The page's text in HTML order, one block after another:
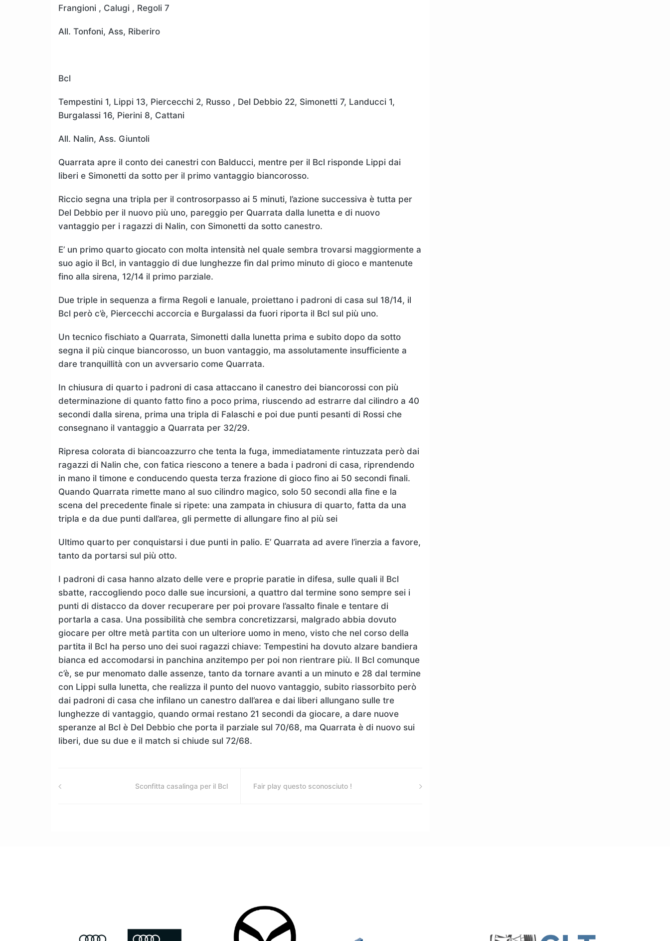
Frangioni , Calugi , Regoli 7
All. Tonfoni, Ass, Riberiro
Bcl
Tempestini 1, Lippi 13, Piercecchi 2, Russo , Del Debbio 22, Simonetti 7, Landucci 1,
Burgalassi 16, Pierini 8, Cattani
All. Nalin, Ass. Giuntoli
Quarrata apre il conto dei canestri con Balducci, mentre per il Bcl risponde Lippi dai
liberi e Simonetti da sotto per il primo vantaggio biancorosso.
Riccio segna una tripla per il controsorpasso ai 5 minuti, l’azione successiva è tutta per
Del Debbio per il nuovo più uno, pareggio per Quarrata dalla lunetta e di nuovo
vantaggio per i ragazzi di Nalin, con Simonetti da sotto canestro.
E’ un primo quarto giocato con molta intensità nel quale sembra trovarsi maggiormente a
suo agio il Bcl, in vantaggio di due lunghezze fin dal primo minuto di gioco e mantenute
fino alla sirena, 12/14 il primo parziale.
Due triple in sequenza a firma Regoli e Ianuale, proiettano i padroni di casa sul 18/14, il
Bcl però c’è, Piercecchi accorcia e Burgalassi da fuori riporta il Bcl sul più uno.
Un tecnico fischiato a Quarrata, Simonetti dalla lunetta prima e subito dopo da sotto
segna il più cinque biancorosso, un buon vantaggio, ma assolutamente insufficiente a
dare tranquillità con un avversario come Quarrata.
In chiusura di quarto i padroni di casa attaccano il canestro dei biancorossi con più
determinazione di quanto fatto fino a poco prima, riuscendo ad estrarre dal cilindro a 40
secondi dalla sirena, prima una tripla di Falaschi e poi due punti pesanti di Rossi che
consegnano il vantaggio a Quarrata per 32/29.
Ripresa colorata di biancoazzurro che tenta la fuga, immediatamente rintuzzata però dai
ragazzi di Nalin che, con fatica riescono a tenere a bada i padroni di casa, riprendendo
in mano il timone e conducendo questa terza frazione di gioco fino ai 50 secondi finali.
Quando Quarrata rimette mano al suo cilindro magico, solo 50 secondi alla fine e la
scena del precedente finale si ripete: una zampata in chiusura di quarto, fatta da una
tripla e da due punti dall’area, gli permette di allungare fino al più sei
Ultimo quarto per conquistarsi i due punti in palio. E’ Quarrata ad avere l’inerzia a favore,
tanto da portarsi sul più otto.
I padroni di casa hanno alzato delle vere e proprie paratie in difesa, sulle quali il Bcl
sbatte, raccogliendo poco dalle sue incursioni, a quattro dal termine sono sempre sei i
punti di distacco da dover recuperare per poi provare l’assalto finale e tentare di
portarla a casa. Una possibilità che sembra concretizzarsi, malgrado abbia dovuto
giocare per oltre metà partita con un ulteriore uomo in meno, visto che nel corso della
partita il Bcl ha perso uno dei suoi ragazzi chiave: Tempestini ha dovuto alzare bandiera
bianca ed accomodarsi in panchina anzitempo per poi non rientrare più. Il Bcl comunque
c’è, se pur menomato dalle assenze, tanto da tornare avanti a un minuto e 28 dal termine
con Lippi sulla lunetta, che realizza il punto del nuovo vantaggio, subito riassorbito però
dai padroni di casa che infilano un canestro dall’area e dai liberi allungano sulle tre
lunghezze di vantaggio, quando ormai restano 21 secondi da giocare, a dare nuove
speranze al Bcl è Del Debbio che porta il parziale sul 70/68, ma Quarrata è di nuovo sui
liberi, due su due e il match si chiude sul 72/68.
Sconfitta casalinga per il Bcl Fair play questo sconosciuto !